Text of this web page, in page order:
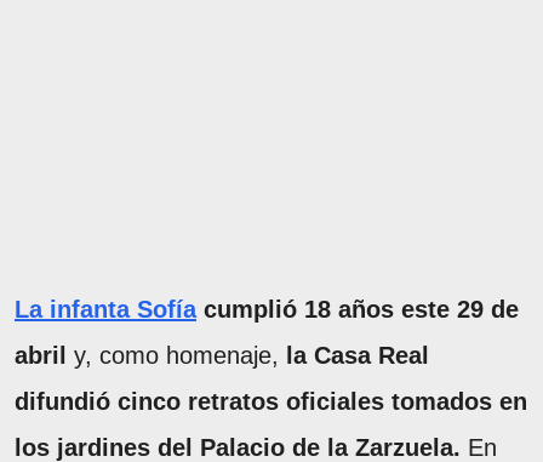
La infanta Sofíacumplió 18 años este 29 de
abril y, como homenaje, la Casa Real
difundió cinco retratos oficiales tomados en
los jardines del Palacio de la Zarzuela. En